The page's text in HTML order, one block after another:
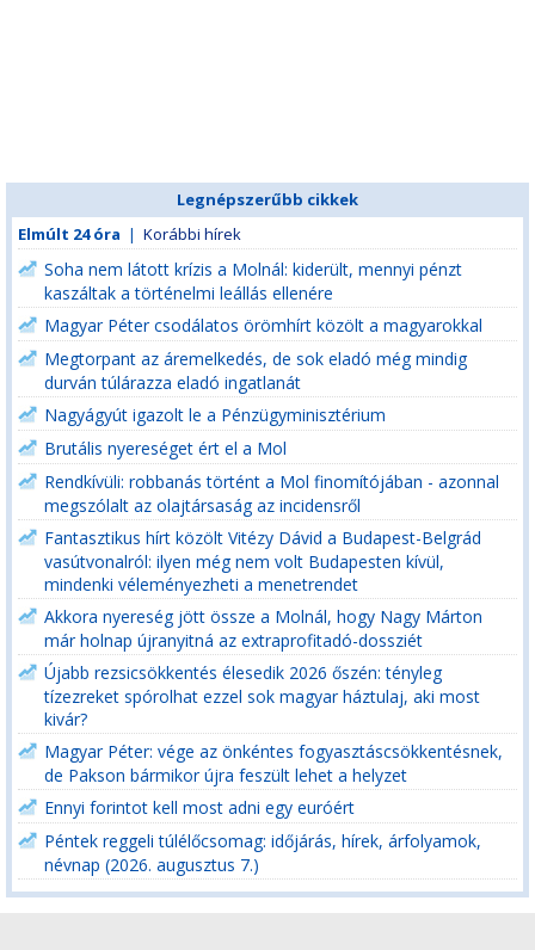
Legnépszerűbb cikkek
Elmúlt 24 óra | Korábbi hírek
Soha nem látott krízis a Molnál: kiderült, mennyi pénzt
kaszáltak a történelmi leállás ellenére
Magyar Péter csodálatos örömhírt közölt a magyarokkal
Megtorpant az áremelkedés, de sok eladó még mindig
durván túlárazza eladó ingatlanát
Nagyágyút igazolt le a Pénzügyminisztérium
Brutális nyereséget ért el a Mol
Rendkívüli: robbanás történt a Mol finomítójában - azonnal
megszólalt az olajtársaság az incidensről
Fantasztikus hírt közölt Vitézy Dávid a Budapest-Belgrád
vasútvonalról: ilyen még nem volt Budapesten kívül,
mindenki véleményezheti a menetrendet
Akkora nyereség jött össze a Molnál, hogy Nagy Márton
már holnap újranyitná az extraprofitadó-dossziét
Újabb rezsicsökkentés élesedik 2026 őszén: tényleg
tízezreket spórolhat ezzel sok magyar háztulaj, aki most
kivár?
Magyar Péter: vége az önkéntes fogyasztáscsökkentésnek,
de Pakson bármikor újra feszült lehet a helyzet
Ennyi forintot kell most adni egy euróért
Péntek reggeli túlélőcsomag: időjárás, hírek, árfolyamok,
névnap (2026. augusztus 7.)